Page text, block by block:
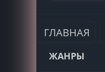
ГЛАВНАЯ
ЖАНРЫ